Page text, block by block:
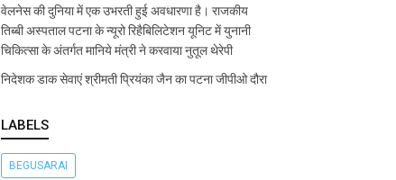
वेलनेस की दुनिया में एक उभरती हुई अवधारणा है। राजकीय
तिब्बी अस्पताल पटना के न्यूरो रिहैबिलिटेशन यूनिट में युनानी
चिकित्सा के अंतर्गत मानिये मंत्री ने करवाया नुतूल थेरेपी
निदेशक डाक सेवाएं श्रीमती प्रियंका जैन का पटना जीपीओ दौरा
LABELS
BEGUSARAI